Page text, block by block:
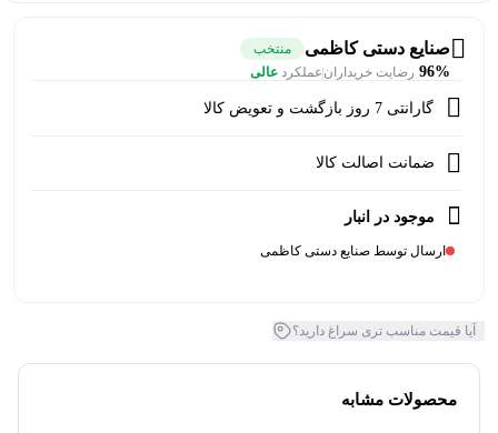
صنایع دستی کاظمی منتخب
96% رضایت خریداران عملکرد عالی
گارانتی 7 روز بازگشت و تعویض کالا
ضمانت اصالت کالا
موجود در انبار
ارسال توسط صنایع دستی کاظمی
آیا قیمت مناسب تری سراغ دارید؟
محصولات مشابه